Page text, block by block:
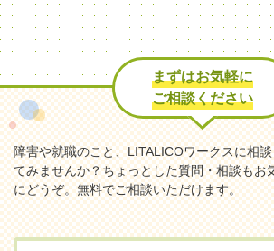
まずはお気軽に
ご相談ください
障害や就職のこと、LITALICOワークスに相
てみませんか？ちょっとした質問・相談もお
にどうぞ。無料でご相談いただけます。